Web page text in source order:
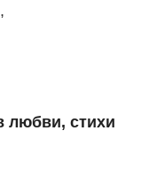
любви, стихи